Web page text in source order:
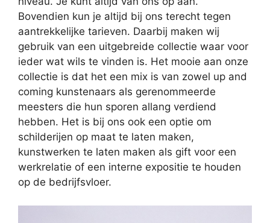
Bovendien kun je altijd bij ons terecht tegen
aantrekkelijke tarieven. Daarbij maken wij
gebruik van een uitgebreide collectie waar voor
ieder wat wils te vinden is. Het mooie aan onze
collectie is dat het een mix is van zowel up and
coming kunstenaars als gerenommeerde
meesters die hun sporen allang verdiend
hebben. Het is bij ons ook een optie om
schilderijen op maat te laten maken,
kunstwerken te laten maken als gift voor een
werkrelatie of een interne expositie te houden
op de bedrijfsvloer.